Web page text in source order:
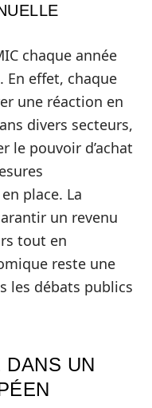
chaque année
En effet, chaque
une réaction en
divers secteurs,
le pouvoir d’achat
place. La
un revenu
tout en
reste une
les débats publics
DANS UN